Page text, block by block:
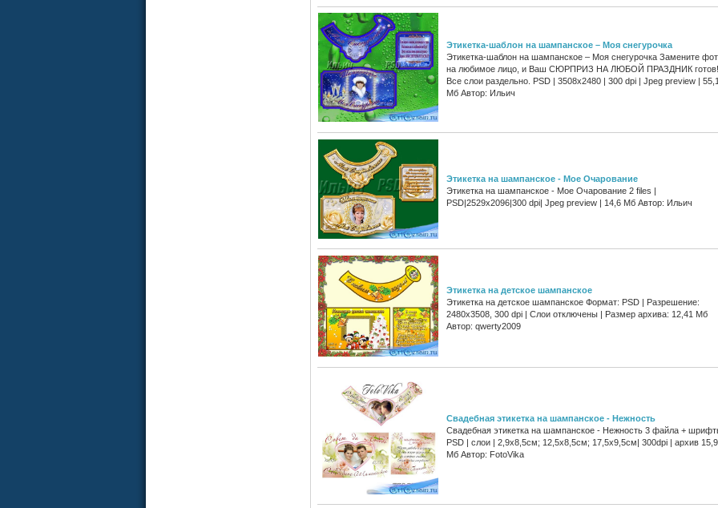
Этикетка-шаблон на шампанское – Моя снегурочка
Этикетка-шаблон на шампанское – Моя снегурочка Замените
на любимое лицо, и Ваш СЮРПРИЗ НА ЛЮБОЙ ПРАЗДНИК
Все слои раздельно. PSD | 3508х2480 | 300 dpi | Jpeg preview |
Мб Автор: Ильич
Этикетка на шампанское - Мое Очарование
Этикетка на шампанское - Мое Очарование 2 files |
PSD|2529х2096|300 dpi| Jpeg preview | 14,6 Мб Автор: Ильич
Этикетка на детское шампанское
Этикетка на детское шампанское Формат: PSD | Разрешение:
2480x3508, 300 dpi | Слои отключены | Размер архива: 12,41 Мб
Автор: qwerty2009
Свадебная этикетка на шампанское - Нежность
Свадебная этикетка на шампанское - Нежность 3 файла +
PSD | слои | 2,9х8,5см; 12,5х8,5см; 17,5х9,5см| 300dpi | архив 15,9
Мб Автор: FotoVika